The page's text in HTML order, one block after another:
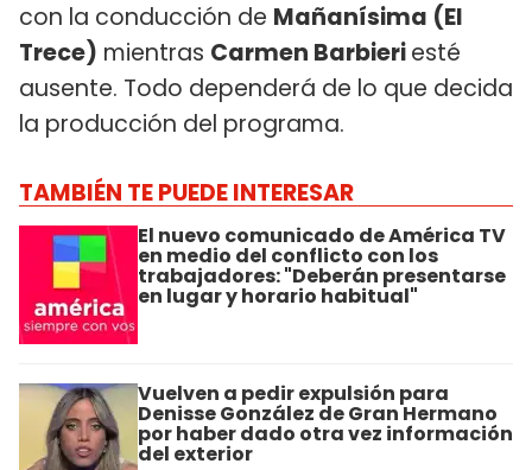
con la conducción de Mañanísima (El
Trece) mientras Carmen Barbieriesté
ausente. Todo dependerá de lo que decida
la producción del programa.
TAMBIÉN TE PUEDE INTERESAR
El nuevo comunicado de América TV
en medio del conflicto con los
trabajadores: "Deberán presentarse
en lugar y horario habitual"
Vuelven a pedir expulsión para
Denisse González de Gran Hermano
por haber dado otra vez información
del exterior